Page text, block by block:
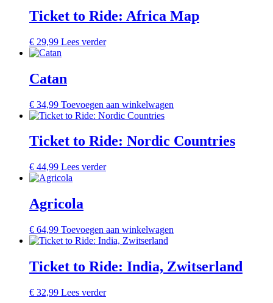
Ticket to Ride: Africa Map
€ 29,99 Lees verder
Catan
€ 34,99 Toevoegen aan winkelwagen
Ticket to Ride: Nordic Countries
€ 44,99 Lees verder
Agricola
€ 64,99 Toevoegen aan winkelwagen
Ticket to Ride: India, Zwitserland
€ 32,99 Lees verder